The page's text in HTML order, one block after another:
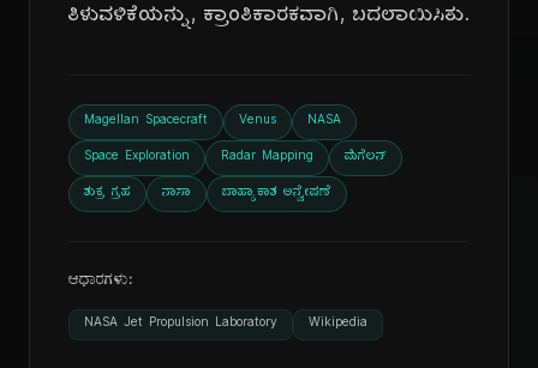
ತಿಳುವಳಿಕೆಯನ್ನು, ಕ್ರಾಂತಿಕಾರಕವಾಗಿ, ಬದಲಾಯಿಸಿತು.
Magellan Spacecraft Venus NASA
Space Exploration Radar Mapping ಮೆಗೆಲನ್
ಶುಕ್ರ ಗ್ರಹ ನಾಸಾ ಬಾಹ್ಯಾಕಾಶ ಅನ್ವೇಷಣೆ
ಆಧಾರಗಳು:
NASA Jet Propulsion Laboratory Wikipedia